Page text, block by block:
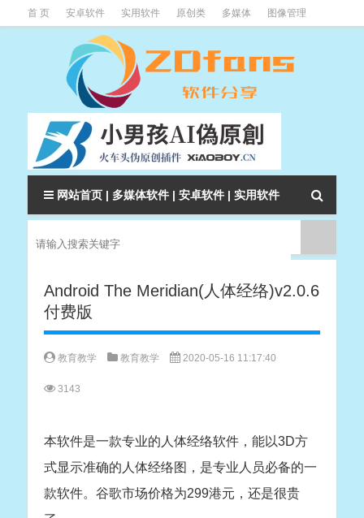
首 页 安卓软件 实用软件 原创类 多媒体 图像管理
下载类
网站首页 | 多媒体软件 | 安卓软件 | 实用软件
Android The Meridian(人体经络)v2.0.6
付费版
教育教学 教育教学 2020-05-16 11:17:40
3143
本软件是一款专业的人体经络软件，能以3D方
式显示准确的人体经络图，是专业人员必备的一
款软件。谷歌市场价格为299港元，还是很贵